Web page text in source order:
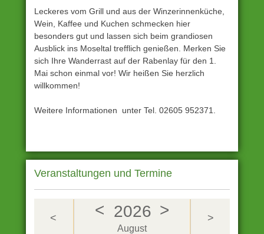
Leckeres vom Grill und aus der Winzerinnenküche,
Wein, Kaffee und Kuchen schmecken hier
besonders gut und lassen sich beim grandiosen
Ausblick ins Moseltal trefflich genießen. Merken Sie
sich Ihre Wanderrast auf der Rabenlay für den 1.
Mai schon einmal vor! Wir heißen Sie herzlich
willkommen!
Weitere Informationen unter Tel. 02605 952371.
Archiv
mit
Bonjour
Hatzenport
Veranstaltungen und Termine
< < 2026 >
August
>